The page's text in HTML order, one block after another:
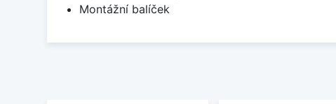
Montážní balíček